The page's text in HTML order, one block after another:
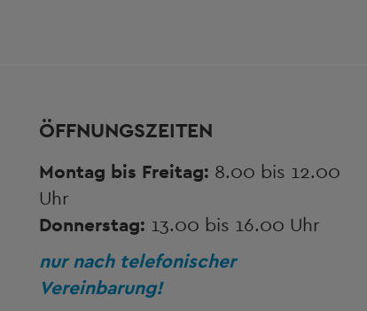
ÖFFNUNGSZEITEN
Montag bis Freitag: 8.00 bis 12.00
Uhr
Donnerstag: 13.00 bis 16.00 Uhr
nur nach telefonischer
Vereinbarung!